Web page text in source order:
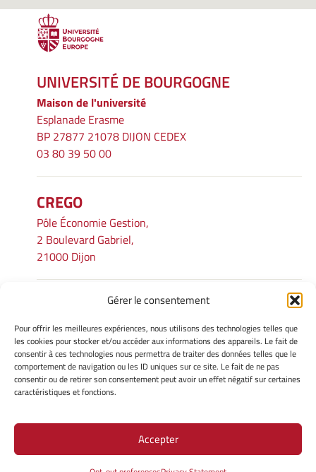
Gérer le consentement
Pour offrir les meilleures expériences, nous utilisons des technologies telles que
les cookies pour stocker et/ou accéder aux informations des appareils. Le fait de
consentir à ces technologies nous permettra de traiter des données telles que le
comportement de navigation ou les ID uniques sur ce site. Le fait de ne pas
consentir ou de retirer son consentement peut avoir un effet négatif sur certaines
caractéristiques et fonctions.
Accepter
UNIVERSITÉ DE BOURGOGNE
Maison de l'université
Esplanade Erasme
BP 27877 21078 DIJON CEDEX
03 80 39 50 00
CREGO
Pôle Économie Gestion,
2 Boulevard Gabriel,
21000 Dijon
INFORMATIONS LÉGALES
Mentions légales
Gérer mes cookies
Avertissement
Politique de cookies
Site Officiel - CREGO @ 2026